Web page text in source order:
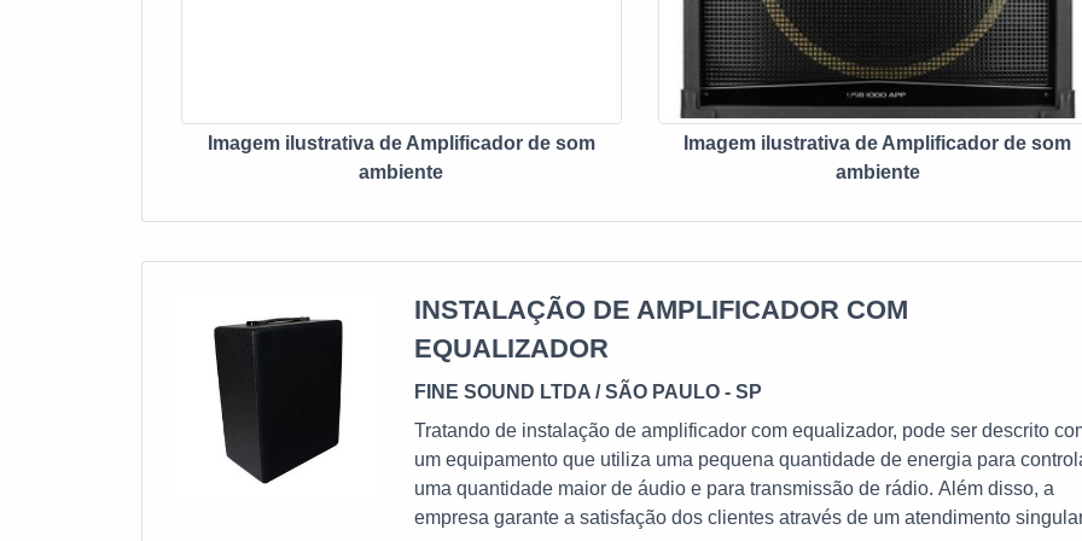
Imagem ilustrativa de Amplificador de som
ambiente
Imagem ilustrativa de Amplificador de som
ambiente
INSTALAÇÃO DE AMPLIFICADOR COM
EQUALIZADOR
FINE SOUND LTDA / SÃO PAULO - SP
Tratando de instalação de amplificador com equalizador, pode ser descrito
um equipamento que utiliza uma pequena quantidade de energia para
uma quantidade maior de áudio e para transmissão de rádio. Além disso, a
empresa garante a satisfação dos clientes através de um atendimento